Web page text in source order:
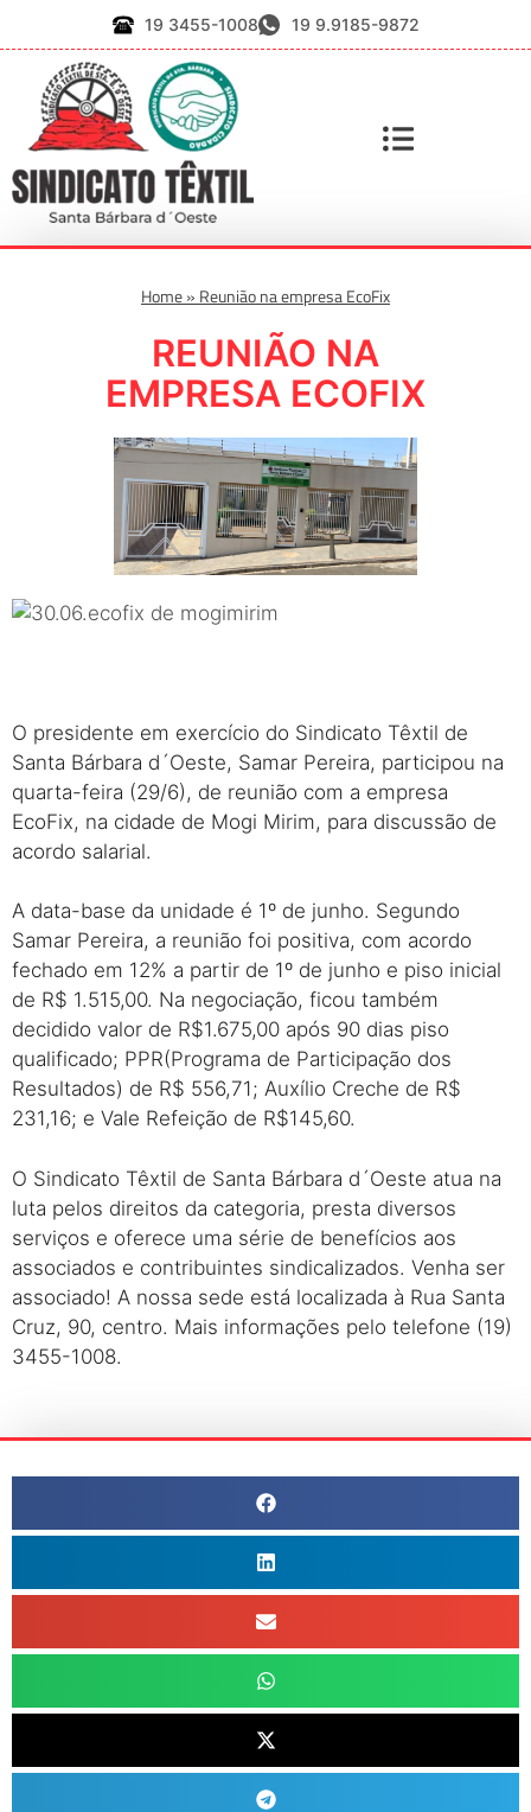
19 3455-1008 19 9.9185-9872
Home» Reunião na empresa EcoFix
REUNIÃO NA
EMPRESA ECOFIX
O presidente em exercício do Sindicato Têxtil de
Santa Bárbara d´Oeste, Samar Pereira, participou na
quarta-feira (29/6), de reunião com a empresa
EcoFix, na cidade de Mogi Mirim, para discussão de
acordo salarial.
A data-base da unidade é 1º de junho. Segundo
Samar Pereira, a reunião foi positiva, com acordo
fechado em 12% a partir de 1º de junho e piso inicial
de R$ 1.515,00. Na negociação, ficou também
decidido valor de R$1.675,00 após 90 dias piso
qualificado; PPR(Programa de Participação dos
Resultados) de R$ 556,71; Auxílio Creche de R$
231,16; e Vale Refeição de R$145,60.
O Sindicato Têxtil de Santa Bárbara d´Oeste atua na
luta pelos direitos da categoria, presta diversos
serviços e oferece uma série de benefícios aos
associados e contribuintes sindicalizados. Venha ser
associado! A nossa sede está localizada à Rua Santa
Cruz, 90, centro. Mais informações pelo telefone (19)
3455-1008.